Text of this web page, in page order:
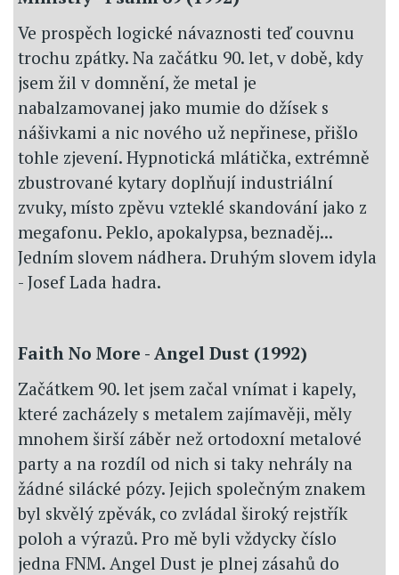
Ve prospěch logické návaznosti teď couvnu
trochu zpátky. Na začátku 90. let, v době, kdy
jsem žil v domnění, že metal je
nabalzamovanej jako mumie do džísek s
nášivkami a nic nového už nepřinese, přišlo
tohle zjevení. Hypnotická mlátička, extrémně
zbustrované kytary doplňují industriální
zvuky, místo zpěvu vzteklé skandování jako z
megafonu. Peklo, apokalypsa, beznaděj...
Jedním slovem nádhera. Druhým slovem idyla
- Josef Lada hadra.
Faith No More - Angel Dust (1992)
Začátkem 90. let jsem začal vnímat i kapely,
které zacházely s metalem zajímavěji, měly
mnohem širší záběr než ortodoxní metalové
party a na rozdíl od nich si taky nehrály na
žádné silácké pózy. Jejich společným znakem
byl skvělý zpěvák, co zvládal široký rejstřík
poloh a výrazů. Pro mě byli vždycky číslo
jedna FNM. Angel Dust je plnej zásahů do